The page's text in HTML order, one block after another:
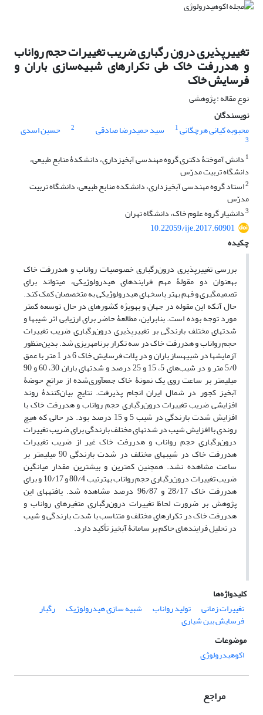
تغییرپذیری درون رگباری ضریب تغییرات حجم رواناب
و هدررفت خاک طی تکرارهای شبیه‌سازی باران و
فرسایش خاک
نوع مقاله : پژوهشی
نویسندگان
محبوبه کیانی هرچگانی1 سید حمیدرضا صادقی 2 حسین اسدی
3
1 دانش ‏آموختۀ دکتری گروه مهندسی آبخیزداری، دانشکدۀ منابع ‏طبیعی،
دانشگاه تربیت مدرّس
2استاد گروه مهندسی آبخیزداری، دانشکده منابع ‏طبیعی، دانشگاه تربیت
مدرّس
3دانشیار گروه علوم خاک، دانشگاه تهران
10.22059/ije.2017.60901
چکیده
بررسی تغییرپذیری درون‌رگباری خصوصیات رواناب و هدررفت خاک
به‏عنوان دو مقولۀ مهم فرایندهای هیدرولوژیکی، می‏تواند برای
تصمیم‏گیری و فهم بهتر پاسخ‏های هیدرولوژیکی به متخصصان کمک کند.
حال آنکه این مقوله در جهان و به‏ویژه کشورهای در حال توسعه کمتر
مورد توجه بوده است. بنابراین، مطالعۀ حاضر برای ارزیابی اثر شیب‏ها و
شدت‏های مختلف بارندگی بر تغییرپذیری درون‌رگباری ضریب تغییرات
حجم رواناب و هدررفت خاک در سه تکرار برنامه‏ریزی شد. بدین‌منظور
آزمایش‏ها در شبیه‏ساز باران و در پلات فرسایش خاک 6 در 1 متر با عمق
5/0 متر و در شیب‌های 5، 15 و 25 درصد و شدت‏های باران 30، 60 و 90
میلی‏متر بر ساعت روی یک نمونۀ خاک جمع‏آوری‌شده از مراتع حوضۀ
آبخیز کجور در شمال ایران انجام پذیرفت. نتایج بیان‌کنندۀ روند
افزایشی ضریب تغییرات درون‌رگباری حجم رواناب و هدررفت خاک با
افزایش شدت بارندگی در شیب 5 و 15 درصد بود. در حالی ‏که هیچ
روندی با افزایش شیب در شدت‏های مختلف بارندگی برای ضریب تغییرات
درون‌رگباری حجم رواناب و هدررفت خاک غیر از ضریب تغییرات
هدررفت خاک در شیب‏های مختلف در شدت بارندگی 90 میلی‏متر بر
ساعت مشاهده نشد. همچنین کمترین و بیشترین مقدار میانگین
ضریب تغییرات درون‌رگباری حجم رواناب به‏ترتیب 80/4 و 10/17 و برای
هدررفت خاک 28/17 و 96/87 درصد مشاهده شد. یافته‏های این
پژوهش بر ضرورت لحاظ تغییرات درون‌رگباری متغیرهای رواناب و
هدررفت خاک در تکرارهای مختلف و متناسب با شدت بارندگی و شیب
در تحلیل فرایندهای حاکم بر سامانۀ آبخیز تأکید دارد.
کلیدواژه‌ها
تغییرات زمانی
تولید رواناب شبیه‏ سازی هیدرولوژیک رگبار
فرسایش بین ‏شیاری
موضوعات
اکوهیدرولوژی
مراجع